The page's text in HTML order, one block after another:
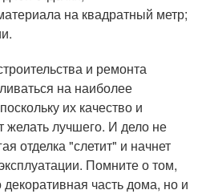
на квадратный метр;
и ремонта
на наиболее
их качество и
желать лучшего. И дело не
отделка "слетит" и начнет
Помните о том,
часть дома, но и